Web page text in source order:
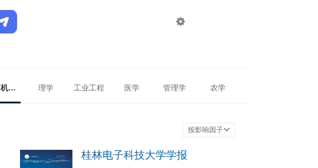

计算机科学与技术 理学 工业工程 医学 管理学 农学
按影响因子
桂林电子科技大学学报